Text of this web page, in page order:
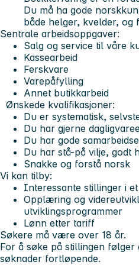
Du må ha gode
både helger, kvelder, og
Sentrale arbeidsoppgaver:
Salg og service til våre
Kassearbeid
Ferskvare
Varepåfylling
Annet butikkarbeid
Ønskede kvalifikasjoner:
Du er systematisk,
Du har gjerne
Du har gode
Du har stå-på vilje, godt
Snakke og forstå norsk
Vi kan tilby:
Interessante stillinger i
Opplæring og
utviklingsprogrammer
Lønn etter tariff
Søkere må være over 18 år.
For å søke på stillingen følger
søknader fortløpende.